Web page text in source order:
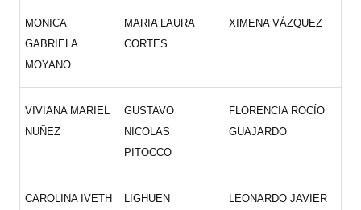
MONICA
GABRIELA
MOYANO
MARIA LAURA
CORTES
XIMENA VÁZQUEZ
VIVIANA MARIEL
NUÑEZ
GUSTAVO
NICOLAS
PITOCCO
FLORENCIA ROCÍO
GUAJARDO
CAROLINA IVETH
LIGHUEN
LEONARDO JAVIER